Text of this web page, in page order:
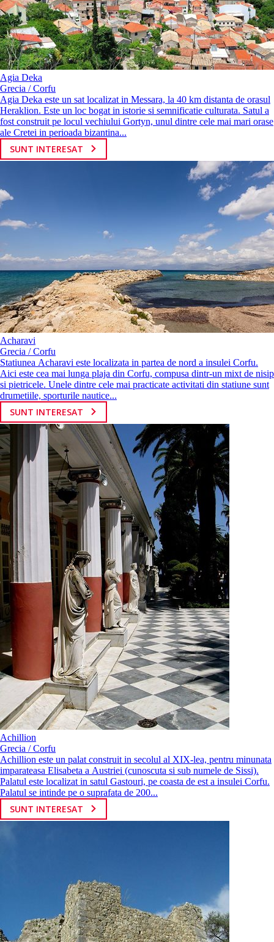
Agia Deka
Grecia / Corfu
Agia Deka este un sat localizat in Messara, la 40 km distanta de orasul
Heraklion. Este un loc bogat in istorie si semnificatie culturata. Satul a
fost construit pe locul vechiului Gortyn, unul dintre cele mai mari orase
ale Cretei in perioada bizantina...
SUNT INTERESAT
Acharavi
Grecia / Corfu
Statiunea Acharavi este localizata in partea de nord a insulei Corfu.
Aici este cea mai lunga plaja din Corfu, compusa dintr-un mixt de nisip
si pietricele. Unele dintre cele mai practicate activitati din statiune sunt
drumetiile, sporturile nautice...
SUNT INTERESAT
Achillion
Grecia / Corfu
Achillion este un palat construit in secolul al XIX-lea, pentru minunata
imparateasa Elisabeta a Austriei (cunoscuta si sub numele de Sissi).
Palatul este localizat in satul Gastouri, pe coasta de est a insulei Corfu.
Palatul se intinde pe o suprafata de 200...
SUNT INTERESAT